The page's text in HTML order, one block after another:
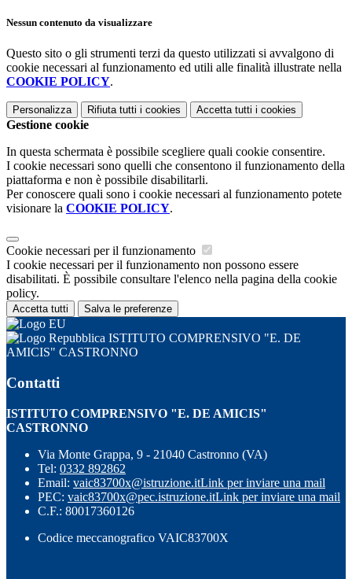
Nessun contenuto da visualizzare
Questo sito o gli strumenti terzi da questo utilizzati si avvalgono di
cookie necessari al funzionamento ed utili alle finalità illustrate nella
COOKIE POLICY.
Personalizza Rifiuta tutti i cookies Accetta tutti i cookies
Gestione cookie
In questa schermata è possibile scegliere quali cookie consentire.
I cookie necessari sono quelli che consentono il funzionamento della
piattaforma e non è possibile disabilitarli.
Per conoscere quali sono i cookie necessari al funzionamento potete
visionare la COOKIE POLICY.
Cookie necessari per il funzionamento
I cookie necessari per il funzionamento non possono essere
disabilitati. È possibile consultare l'elenco nella pagina della cookie
policy.
Accetta tutti Salva le preferenze
ISTITUTO COMPRENSIVO "E. DE
AMICIS" CASTRONNO
Contatti
ISTITUTO COMPRENSIVO "E. DE AMICIS"
CASTRONNO
Via Monte Grappa, 9 - 21040 Castronno (VA)
Tel: 0332 892862
Email: vaic83700x@istruzione.itLink per inviare una mail
PEC: vaic83700x@pec.istruzione.itLink per inviare una mail
C.F.: 80017360126
Codice meccanografico VAIC83700X